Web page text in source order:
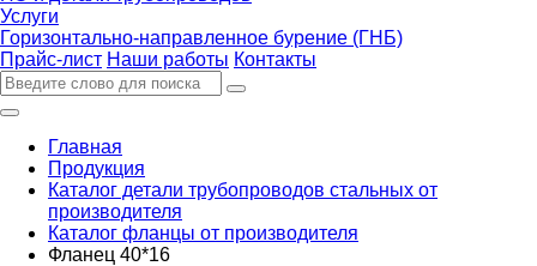
Услуги
Горизонтально-направленное бурение (ГНБ)
Прайс-лист Наши работы Контакты
Главная
Продукция
Каталог детали трубопроводов стальных от
производителя
Каталог фланцы от производителя
Фланец 40*16